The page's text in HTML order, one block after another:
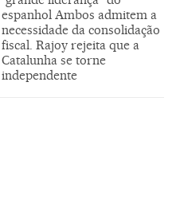
espanhol Ambos admitem a
necessidade da consolidação
fiscal. Rajoy rejeita que a
Catalunha se torne
independente